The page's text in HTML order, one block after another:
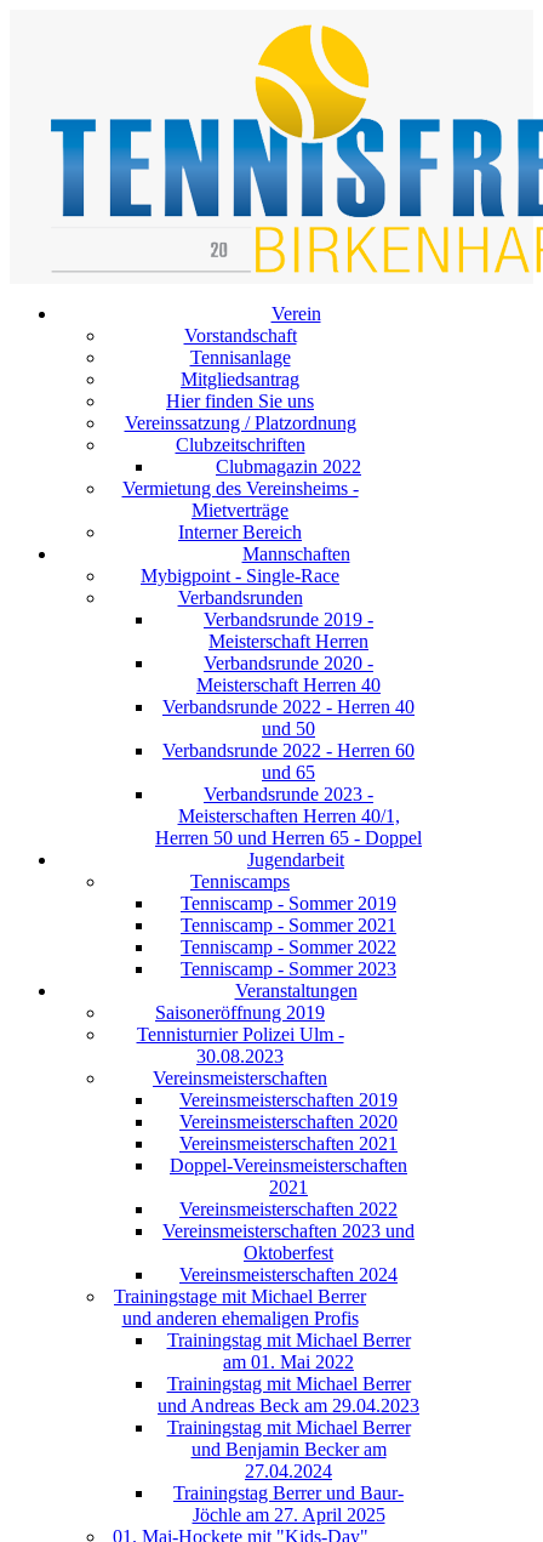
Verein
Vorstandschaft
Tennisanlage
Mitgliedsantrag
Hier finden Sie uns
Vereinssatzung / Platzordnung
Clubzeitschriften
Clubmagazin 2022
Vermietung des Vereinsheims -
Mietverträge
Interner Bereich
Mannschaften
Mybigpoint - Single-Race
Verbandsrunden
Verbandsrunde 2019 -
Meisterschaft Herren
Verbandsrunde 2020 -
Meisterschaft Herren 40
Verbandsrunde 2022 - Herren 40
und 50
Verbandsrunde 2022 - Herren 60
und 65
Verbandsrunde 2023 -
Meisterschaften Herren 40/1,
Herren 50 und Herren 65 - Doppel
Jugendarbeit
Tenniscamps
Tenniscamp - Sommer 2019
Tenniscamp - Sommer 2021
Tenniscamp - Sommer 2022
Tenniscamp - Sommer 2023
Veranstaltungen
Saisoneröffnung 2019
Tennisturnier Polizei Ulm -
30.08.2023
Vereinsmeisterschaften
Vereinsmeisterschaften 2019
Vereinsmeisterschaften 2020
Vereinsmeisterschaften 2021
Doppel-Vereinsmeisterschaften
2021
Vereinsmeisterschaften 2022
Vereinsmeisterschaften 2023 und
Oktoberfest
Vereinsmeisterschaften 2024
Trainingstage mit Michael Berrer
und anderen ehemaligen Profis
Trainingstag mit Michael Berrer
am 01. Mai 2022
Trainingstag mit Michael Berrer
und Andreas Beck am 29.04.2023
Trainingstag mit Michael Berrer
und Benjamin Becker am
27.04.2024
Trainingstag Berrer und Baur-
Jöchle am 27. April 2025
01. Mai-Hockete mit "Kids-Day"